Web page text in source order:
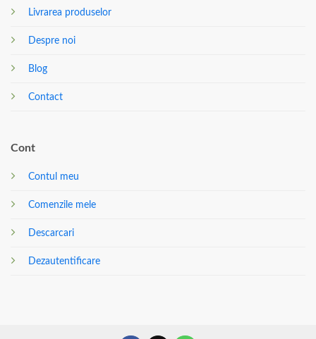
Livrarea produselor
Despre noi
Blog
Contact
Cont
Contul meu
Comenzile mele
Descarcari
Dezautentificare